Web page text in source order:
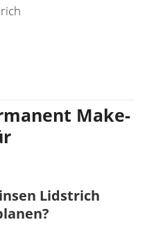
Make-
Lidstrich